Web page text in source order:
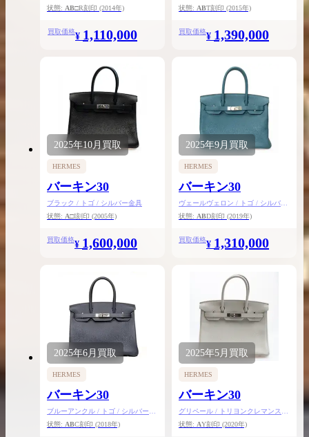
バー金具
状態: AB□R刻印 (2014年)
買取価格¥ 1,110,000
具
状態: ABT刻印 (2015年)
買取価格¥ 1,390,000
2025年10月 買取
HERMES
バーキン30
ブラック / トゴ / シルバー金具
状態: A□I刻印 (2005年)
買取価格¥ 1,600,000
2025年9月 買取
HERMES
バーキン30
ヴェールヴェロン / トゴ / シルバー
金具
状態: ABD刻印 (2019年)
買取価格¥ 1,310,000
2025年6月 買取
HERMES
バーキン30
ブルーアンクル / トゴ / シルバー金
具
状態: ABC刻印 (2018年)
2025年5月 買取
HERMES
バーキン30
グリペール / トリヨンクレマンス /
シルバー金具
状態: AY刻印 (2020年)